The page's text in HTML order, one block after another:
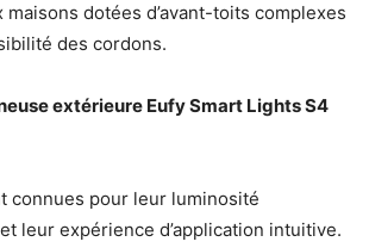
dotées d’avant-toits complexes
des cordons.
extérieure Eufy Smart Lights S4
connues pour leur luminosité
leur expérience d’application intuitive.